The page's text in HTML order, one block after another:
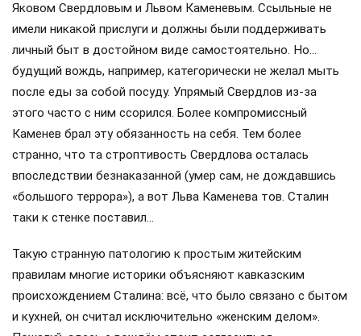
Яковом Свердловым и Львом Каменевым. Ссыльные не
имели никакой прислуги и должны были поддерживать
личный быт в достойном виде самостоятельно. Но…
будущий вождь, например, категорически не желал мыть
после еды за собой посуду. Упрямый Свердлов из-за
этого часто с ним ссорился. Более компромиссный
Каменев брал эту обязанность на себя. Тем более
странно, что та строптивость Свердлова осталась
впоследствии безнаказанной (умер сам, не дождавшись
«большого террора»), а вот Льва Каменева тов. Сталин
таки к стенке поставил…
Такую странную патологию к простым житейским
правилам многие историки объясняют кавказским
происхождением Сталина: всё, что было связано с бытом
и кухней, он считал исключительно «женским делом».